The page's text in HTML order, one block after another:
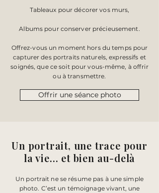
Tableaux pour décorer vos murs,
Albums pour conserver précieusement.
​​Offrez-vous un moment hors du temps pour
capturer des portraits naturels, expressifs et
soignés, que ce soit pour vous-même, à offrir
ou à transmettre.
Offrir une séance photo
Un portrait, une trace pour
la vie… et bien au-delà
Un portrait ne se résume pas à une simple
photo. C’est un témoignage vivant, une